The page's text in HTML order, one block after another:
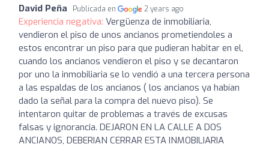
David Peña Publicada en 2 years ago
Experiencia negativa: Vergüenza de inmobiliaria,
vendieron el piso de unos ancianos prometiendoles a
estos encontrar un piso para que pudieran habitar en el,
cuando los ancianos vendieron el piso y se decantaron
por uno la inmobiliaria se lo vendió a una tercera persona
a las espaldas de los ancianos ( los ancianos ya habían
dado la señal para la compra del nuevo piso). Se
intentaron quitar de problemas a través de excusas
falsas y ignorancia. DEJARON EN LA CALLE A DOS
ANCIANOS, DEBERIAN CERRAR ESTA INMOBILIARIA